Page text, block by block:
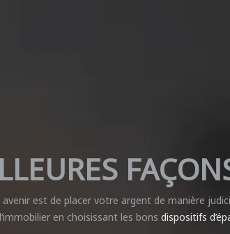
est de placer votre argent de manière
en choisissant les bons dispositifs